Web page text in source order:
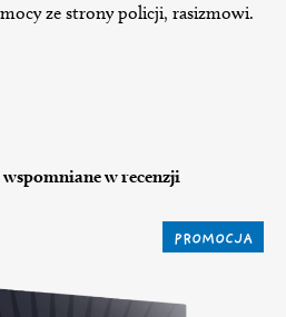
ze strony policji, rasizmowi.
w recenzji
PROMOCJA